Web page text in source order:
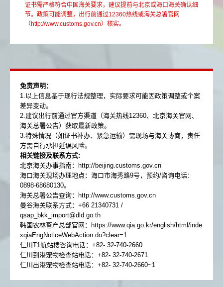
证书需严格符合中国海关要求，建议提前与北京或海口海关确认细
节。政策可能调整，出行前通过12360热线或海关总署官网
（http://www.customs.gov.cn）核实。
免责声明​：
1.以上信息基于现行法规整理，实际要求可能因政策调整或个案
差异变动。
2.建议出行前通过官方渠道（海关热线12360、北京海关官网、
海关总署公告）获取最新政策。
3.特殊情况（如证书补办、紧急运输）需现场与海关协商，责任
方需自行承担延误风险。
相关链接及联系方式​:
北京海关办事指南：http://beijing.customs.gov.cn
海口海关现场办理地点：海口市海秀路9号，预约/咨询电话：
0898-68680130。
海关总署公告查询：http://www.customs.gov.cn
曼谷海关联系方式：+66 21340731 /
qsap_bkk_import@dld.go.th
韩国农林畜产总部官网： https://www.qia.go.kr/english/html/inde
xqiaEngNoticeWebAction.do?clear=1
仁川T1航站楼咨询电话：+82- 32-740-2660
仁川到港宠物检查站电话：+82- 32-740-2671
仁川出港宠物检查站电话：+82- 32-740-2660~1